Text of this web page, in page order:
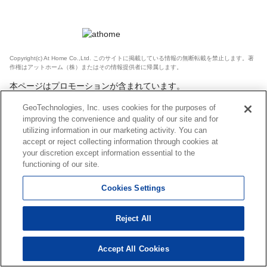
Copyright(c) At Home Co.,Ltd. このサイトに掲載している情報の無断転載を禁止します。著
作権はアットホーム（株）またはその情報提供者に帰属します。
本ページはプロモーションが含まれています。
GeoTechnologies, Inc. uses cookies for the purposes of
improving the convenience and quality of our site and for
utilizing information in our marketing activity. You can
accept or reject collecting information through cookies at
your discretion except information essential to the
functioning of our site.
Cookies Settings
Reject All
Accept All Cookies